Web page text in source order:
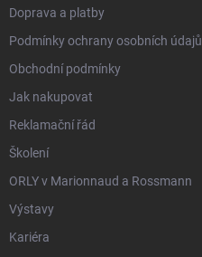
Doprava a platby
Podmínky ochrany osobních údajů
Obchodní podmínky
Jak nakupovat
Reklamační řád
Školení
ORLY v Marionnaud a Rossmann
Výstavy
Kariéra